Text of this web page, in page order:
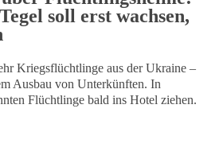
soll erst wachsen,
Kriegsflüchtlinge aus der Ukraine –
Ausbau von Unterkünften. In
Flüchtlinge bald ins Hotel ziehen.